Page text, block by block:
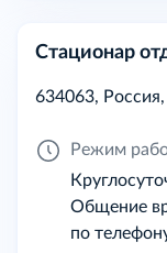
Стационар
634063,
Режим
Общение
по